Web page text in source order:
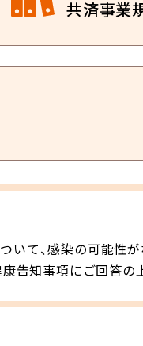
共済事業
て、感染の可能性
告知事項にご回答の